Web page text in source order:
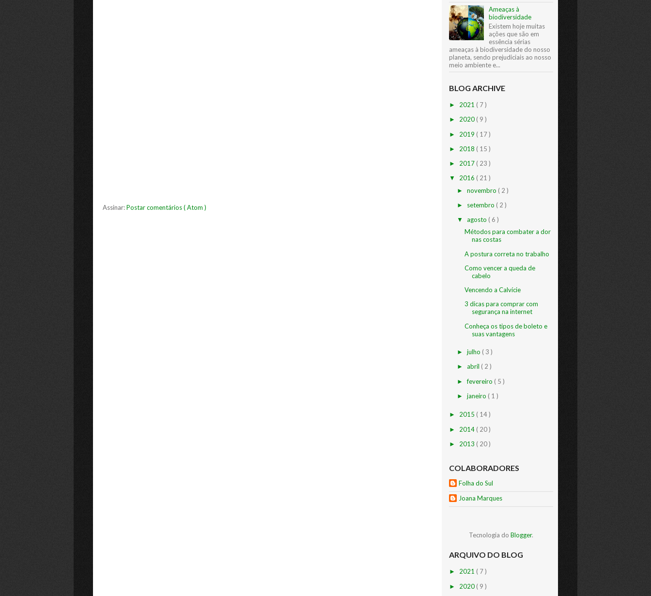
Assinar:Postar comentários ( Atom )
Ameaças à
biodiversidade
Existem hoje muitas
ações que são em
essência sérias
ameaças à biodiversidade do nosso
planeta, sendo prejudiciais ao nosso
meio ambiente e...
BLOG ARCHIVE
► 2021 ( 7 )
► 2020 ( 9 )
► 2019 ( 17 )
► 2018 ( 15 )
► 2017 ( 23 )
▼ 2016 ( 21 )
► novembro ( 2 )
► setembro ( 2 )
▼ agosto ( 6 )
Métodos para combater a dor
nas costas
A postura correta no trabalho
Como vencer a queda de
cabelo
Vencendo a Calvície
3 dicas para comprar com
segurança na internet
Conheça os tipos de boleto e
suas vantagens
► julho ( 3 )
► abril ( 2 )
►fevereiro ( 5 )
► janeiro ( 1 )
► 2015 ( 14 )
► 2014 ( 20 )
► 2013 ( 20 )
COLABORADORES
Folha do Sul
Joana Marques
Tecnologia do Blogger.
ARQUIVO DO BLOG
► 2021 ( 7 )
► 2020 ( 9 )